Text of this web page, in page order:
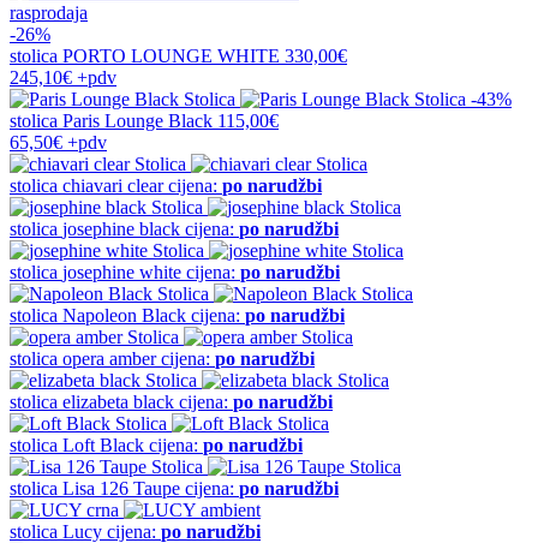
rasprodaja
-26%
stolica PORTO LOUNGE WHITE 330,00€
245,10€ +pdv
-43%
stolica Paris Lounge Black 115,00€
65,50€ +pdv
stolica chiavari clear cijena: po narudžbi
stolica josephine black cijena: po narudžbi
stolica josephine white cijena: po narudžbi
stolica Napoleon Black cijena: po narudžbi
stolica opera amber cijena: po narudžbi
stolica elizabeta black cijena: po narudžbi
stolica Loft Black cijena: po narudžbi
stolica Lisa 126 Taupe cijena: po narudžbi
stolica Lucy cijena: po narudžbi